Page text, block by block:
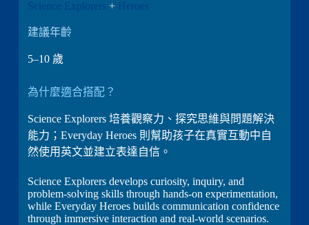
Science Explorers + Heroes
建議年齡
5–10 歲
為什麼適合搭配？
Science Explorers 培養觀察力、探究思維與問題解決
能力；Everyday Heroes 則幫助孩子在真實互動中自
然使用英文並建立表達自信。
Science Explorers develops curiosity, inquiry, and
problem-solving skills through hands-on experimentation,
while Everyday Heroes builds communication confidence
through immersive interaction and real-world scenarios.